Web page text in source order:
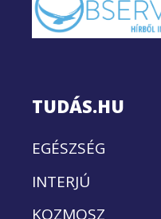
TUDÁS.HU
EGÉSZSÉG
INTERJÚ
KOZMOSZ